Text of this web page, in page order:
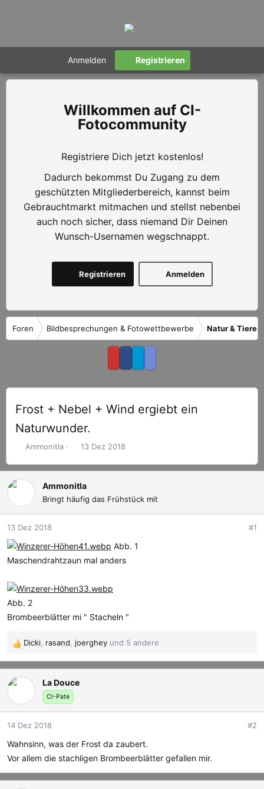
Anmelden Registrieren
CI-
Fotocommunity
Registriere Dich jetzt kostenlos!
Dadurch bekommst Du Zugang zu dem
geschützten Mitgliederbereich, kannst beim
Gebrauchtmarkt mitmachen und stellst nebenbei
auch noch sicher, dass niemand Dir Deinen
Wunsch-Usernamen wegschnappt.
Anmelden
Registrieren
Foren Bildbesprechungen & Fotowettbewerbe Natur & Tiere
Frost + Nebel + Wind ergiebt ein
Naturwunder.
E
s
t
l
l
e
Ammonitla
E
s
t
l
l
m
13 Dez 2018
Ammonitla
Bringt häufig das Frühstück mit
13 Dez 2018 #1
Abb. 1
Maschendrahtzaun mal anders
Abb. 2
Brombeerblätter mi " Stacheln "
R
e
a
k
n
e
n
Dicki rasand joerghey und 5 andere
La Douce
CI-Pate
14 Dez 2018 #2
Wahnsinn, was der Frost da zaubert.
Vor allem die stachligen Brombeerblätter gefallen mir.